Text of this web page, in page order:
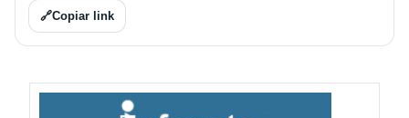
🔗Copiar link